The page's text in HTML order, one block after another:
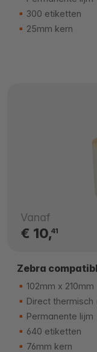
300 etiketten
25mm kern
Vanaf
€ 10,41
Zebra
102mm x 210mm
Direct thermisch
Permanente lijm
640 etiketten
76mm kern